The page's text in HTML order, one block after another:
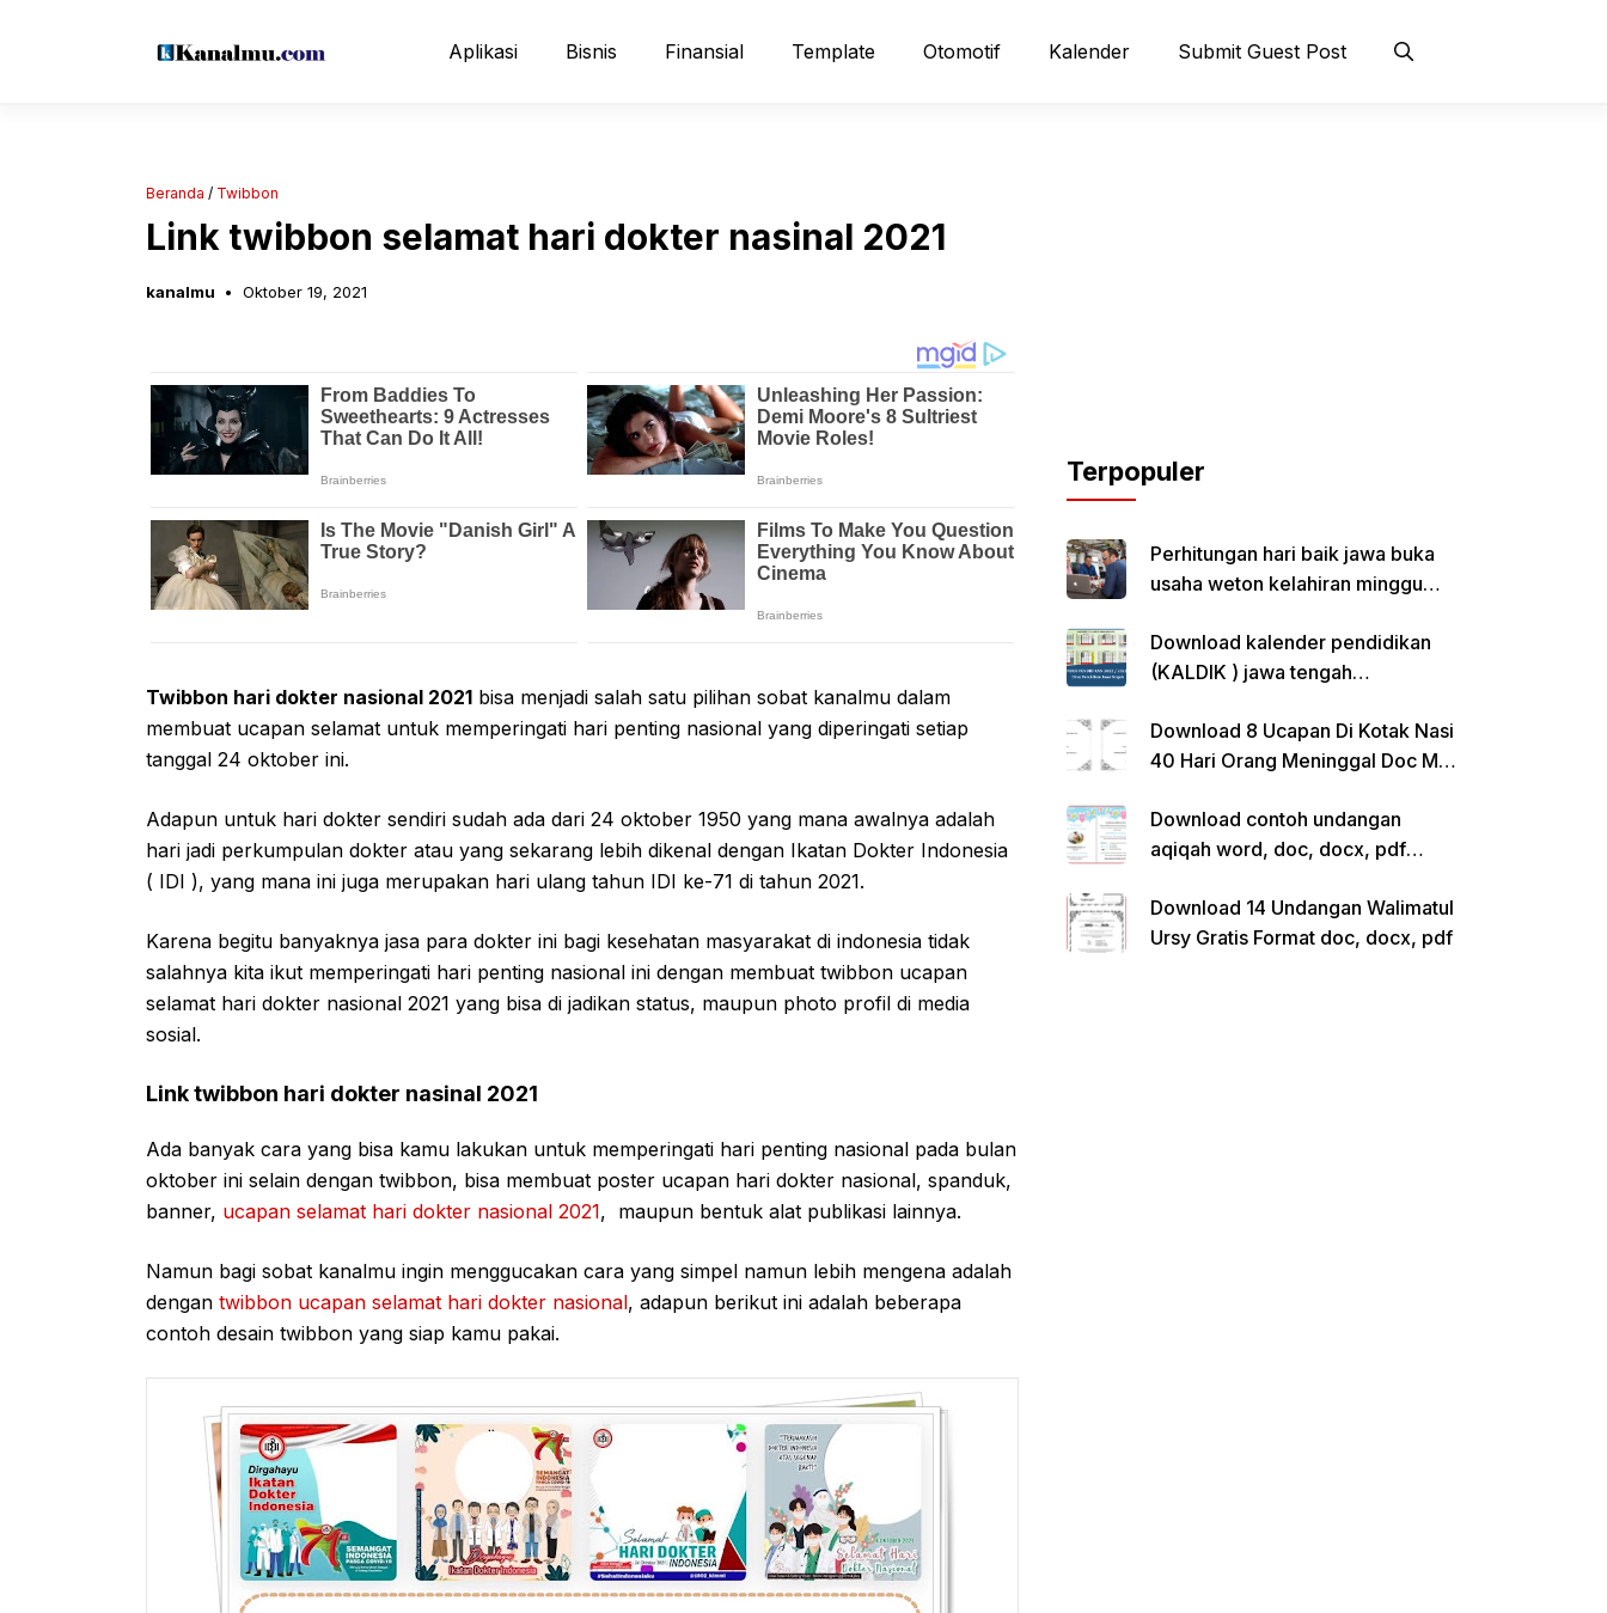
Aplikasi Bisnis Finansial Template Otomotif Kalender Submit Guest Post
Beranda / Twibbon
Link twibbon selamat hari dokter nasinal 2021
kanalmu Oktober 19, 2021
Twibbon hari dokter nasional 2021 bisa menjadi salah satu pilihan sobat kanalmu dalam
membuat ucapan selamat untuk memperingati hari penting nasional yang diperingati setiap
tanggal 24 oktober ini.
Adapun untuk hari dokter sendiri sudah ada dari 24 oktober 1950 yang mana awalnya adalah
hari jadi perkumpulan dokter atau yang sekarang lebih dikenal dengan Ikatan Dokter Indonesia
( IDI ), yang mana ini juga merupakan hari ulang tahun IDI ke-71 di tahun 2021.
Karena begitu banyaknya jasa para dokter ini bagi kesehatan masyarakat di indonesia tidak
salahnya kita ikut memperingati hari penting nasional ini dengan membuat twibbon ucapan
selamat hari dokter nasional 2021 yang bisa di jadikan status, maupun photo profil di media
sosial.
Link twibbon hari dokter nasinal 2021
Ada banyak cara yang bisa kamu lakukan untuk memperingati hari penting nasional pada bulan
oktober ini selain dengan twibbon, bisa membuat poster ucapan hari dokter nasional, spanduk,
banner, ucapan selamat hari dokter nasional 2021, maupun bentuk alat publikasi lainnya.
Namun bagi sobat kanalmu ingin menggucakan cara yang simpel namun lebih mengena adalah
dengan twibbon ucapan selamat hari dokter nasional, adapun berikut ini adalah beberapa
contoh desain twibbon yang siap kamu pakai.
Terpopuler
Perhitungan hari baik jawa buka
usaha weton kelahiran minggu
Download kalender pendidikan
(KALDIK ) jawa tengah
Download 8 Ucapan Di Kotak Nasi
40 Hari Orang Meninggal Doc Ms.
Download contoh undangan
aqiqah word, doc, docx, pdf
Download 14 Undangan Walimatul
Ursy Gratis Format doc, docx, pdf